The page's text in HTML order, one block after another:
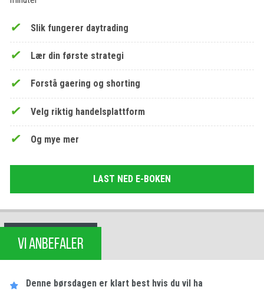
Slik fungerer daytrading
Lær din første strategi
Forstå gaering og shorting
Velg riktig handelsplattform
Og mye mer
LAST NED E-BOKEN
VI ANBEFALER
Denne børsdagen er klart best hvis du vil ha